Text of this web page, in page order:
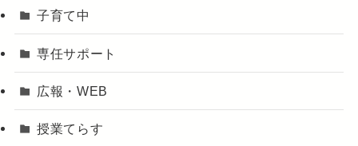
子育て中
専任サポート
広報・WEB
授業てらす